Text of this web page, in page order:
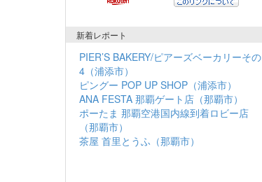
新着レポート
PIER’S BAKERY/ピアーズベーカリーその
4（浦添市）
ピングー POP UP SHOP（浦添市）
ANA FESTA 那覇ゲート店（那覇市）
ポーたま 那覇空港国内線到着ロビー店
（那覇市）
茶屋 首里とうふ（那覇市）